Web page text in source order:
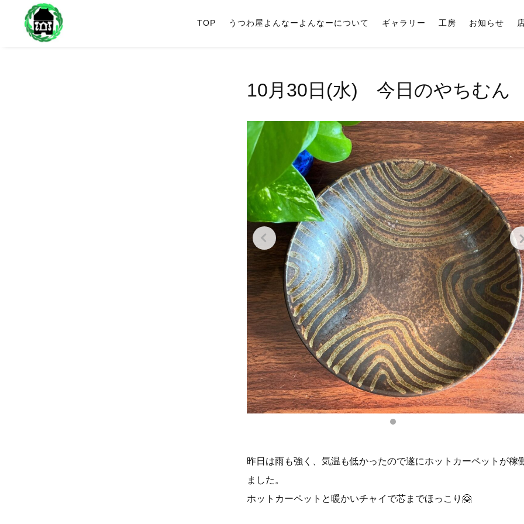
TOP うつわ屋よんなーよんなーについて ギャラリー 工房 お知らせ
10月30日(水) 今日のやちむん
昨日は雨も強く、気温も低かったので遂にホットカーペットが稼
ました。
ホットカーペットと暖かいチャイで芯までほっこり🤗